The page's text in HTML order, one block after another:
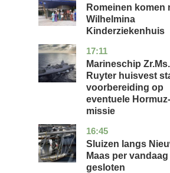
Romeinen komen
Wilhelmina
Kinderziekenhuis
17:11
zuid-
holland
nieuws
Marineschip
Ruyter huisvest
voorbereiding op
eventuele Hormuz-
missie
16:45
zuid-
holland
nieuws
Sluizen langs
Maas per vandaag
gesloten